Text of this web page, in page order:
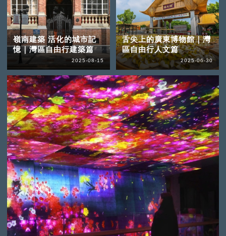
嶺南建築 活化的城市記
憶｜灣區自由行建築篇
2025-08-15
舌尖上的廣東博物館｜灣
區自由行人文篇
2025-06-30